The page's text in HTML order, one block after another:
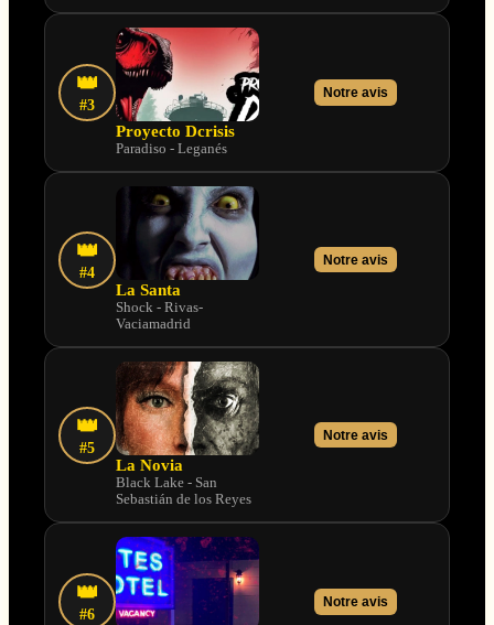
👑
#3
Proyecto Dcrisis
Paradiso - Leganés
Notre avis
👑
#4
La Santa
Shock - Rivas-
Vaciamadrid
Notre avis
👑
#5
La Novia
Black Lake - San
Sebastián de los Reyes
Notre avis
👑
#6
Notre avis